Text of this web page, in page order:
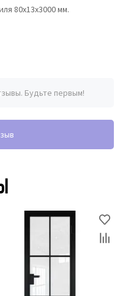
80х13х3000 мм.
Будьте первым!